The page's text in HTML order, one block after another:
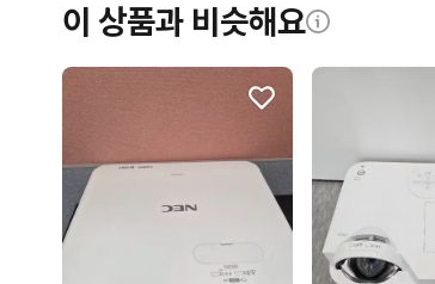
이 상품과 비슷해요